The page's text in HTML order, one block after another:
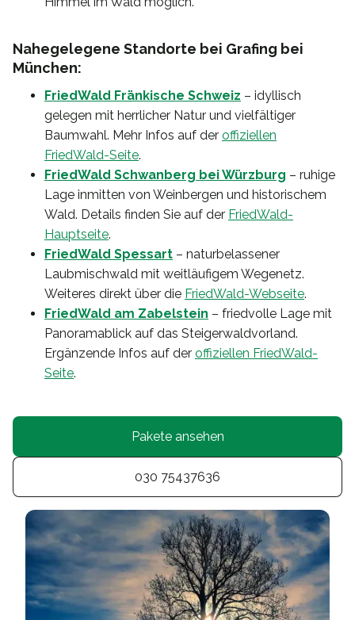
Nahegelegene Standorte bei Grafing bei
München:
FriedWald Fränkische Schweiz – idyllisch
gelegen mit herrlicher Natur und vielfältiger
Baumwahl. Mehr Infos auf der offiziellen
FriedWald-Seite.
FriedWald Schwanberg bei Würzburg – ruhige
Lage inmitten von Weinbergen und historischem
Wald. Details finden Sie auf der FriedWald-
Hauptseite.
FriedWald Spessart – naturbelassener
Laubmischwald mit weitläufigem Wegenetz.
Weiteres direkt über die FriedWald-Webseite.
FriedWald am Zabelstein – friedvolle Lage mit
Panoramablick auf das Steigerwaldvorland.
Ergänzende Infos auf der offiziellen FriedWald-
Seite.
Pakete ansehen
030 75437636